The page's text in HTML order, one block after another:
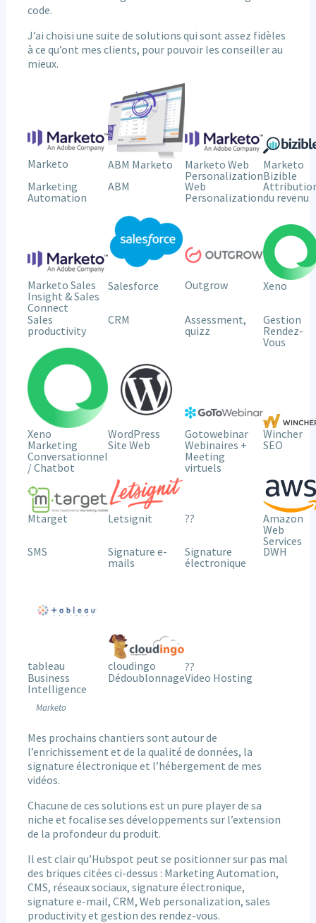
code.
J’ai choisi une suite de solutions qui sont assez fidèles
à ce qu’ont mes clients, pour pouvoir les conseiller au
mieux.
Marketo ABM Marketo
Marketo Web
Personalization
Marketo
Bizible
Marketing
Automation
ABM
Web
Personalizationdu revenu
Marketo Sales
Insight & Sales
Connect
Salesforce Outgrow Xeno
Sales
productivity
CRM
Assessment,
quizz
Gestion
Rendez-
Vous
Xeno WordPress Gotowebinar
Wincher
Marketing
Conversationnel
/ Chatbot
Site Web
Webinaires +
Meeting
virtuels
SEO
Mtarget Letsignit ??
Amazon
Web
Services
SMS
Signature e-
mails
Signature
électronique
DWH
tableau cloudingo
??
Business
Intelligence
DédoublonnageVideo Hosting
Marketo
Mes prochains chantiers sont autour de
l’enrichissement et de la qualité de données, la
signature électronique et l’hébergement de mes
vidéos.
Chacune de ces solutions est un pure player de sa
niche et focalise ses développements sur l’extension
de la profondeur du produit.
Il est clair qu’Hubspot peut se positionner sur pas mal
des briques citées ci-dessus : Marketing Automation,
CMS, réseaux sociaux, signature électronique,
signature e-mail, CRM, Web personalization, sales
productivity et gestion des rendez-vous.